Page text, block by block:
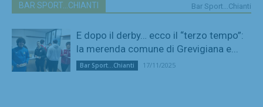
BAR SPORT...CHIANTI Bar Sport...Chianti
E dopo il derby… ecco il “terzo tempo”:
la merenda comune di Grevigiana e...
Bar Sport...Chianti 17/11/2025